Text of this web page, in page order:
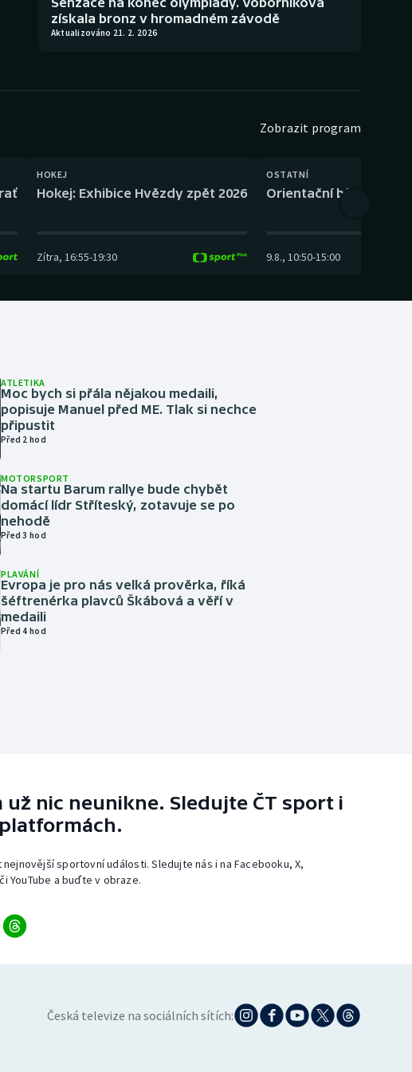
získala bronz v hromadném závodě
Aktualizováno 21. 2. 2026
Zobrazit program
HOKEJ
Hokej: Exhibice Hvězdy zpět 2026
Zítra, 16:55-19:30
OSTATNÍ
Orientační běh: SP
9.8., 10:50-15:00
ATLETIKA
Moc bych si přála nějakou medaili,
popisuje Manuel před ME. Tlak si nechce
připustit
Před 2 hod
MOTORSPORT
Na startu Barum rallye bude chybět
domácí lídr Stříteský, zotavuje se po
nehodě
Před 3 hod
PLAVÁNÍ
Evropa je pro nás velká prověrka, říká
šéftrenérka plavců Škábová a věří v
medaili
Před 4 hod
už nic neunikne. Sledujte ČT sport i
sportovní události. Sledujte nás i na Facebooku, X,
YouTube a buďte v obraze.
Česká televize na sociálních sítích: